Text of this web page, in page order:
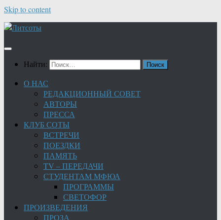
Skip to content
Найти:
О НАС
РЕДАКЦИОННЫЙ СОВЕТ
АВТОРЫ
ПРЕССА
КЛУБ СОТЫ
ВСТРЕЧИ
ПОЕЗДКИ
ПАМЯТЬ
TV – ПЕРЕДАЧИ
СТУДЕНТАМ МФЮА
ПРОГРАММЫ
СВЕТОФОР
ПРОИЗВЕДЕНИЯ
ПРОЗА